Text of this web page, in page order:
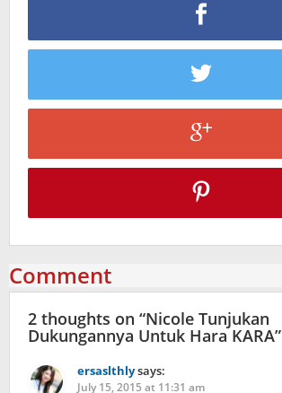
Comment
2 thoughts on “Nicole Tunjukan
Dukungannya Untuk Hara KARA”
ersaslthlysays:
July 15, 2015 at 11:31 am